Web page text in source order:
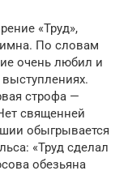
«Труд»,
По словам
очень любил и
строфа —
священней
обыгрывается
«Труд сделал
обезьяна